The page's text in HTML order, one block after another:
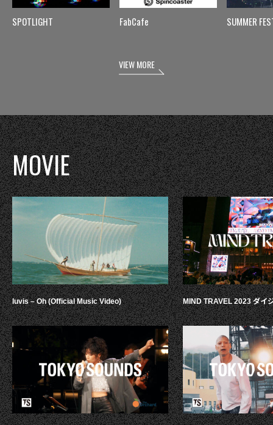
SPOTLIGHT FabCafe SUMMER
VIEW MORE
MOVIE
luvis – Oh (Official Music Video) MIND TRAVEL 2023 ダイ